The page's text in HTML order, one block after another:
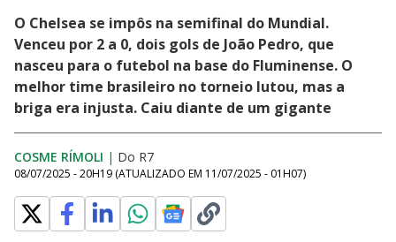
O Chelsea se impôs na semifinal do Mundial.
Venceu por 2 a 0, dois gols de João Pedro, que
nasceu para o futebol na base do Fluminense. O
melhor time brasileiro no torneio lutou, mas a
briga era injusta. Caiu diante de um gigante
COSME RÍMOLI | Do R7
08/07/2025 - 20H19 (ATUALIZADO EM 11/07/2025 - 01H07)